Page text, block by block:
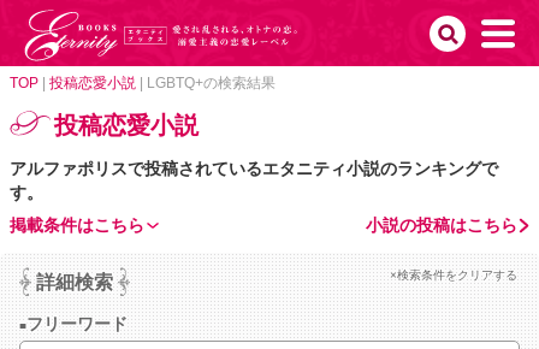
TOP 投稿恋愛小説 LGBTQ+の検索結果
投稿恋愛小説
アルファポリスで投稿されているエタニティ小説のランキングで
す。
小説の投稿はこちら
掲載条件はこちら
詳細検索 ×検索条件をクリアする
フリーワード